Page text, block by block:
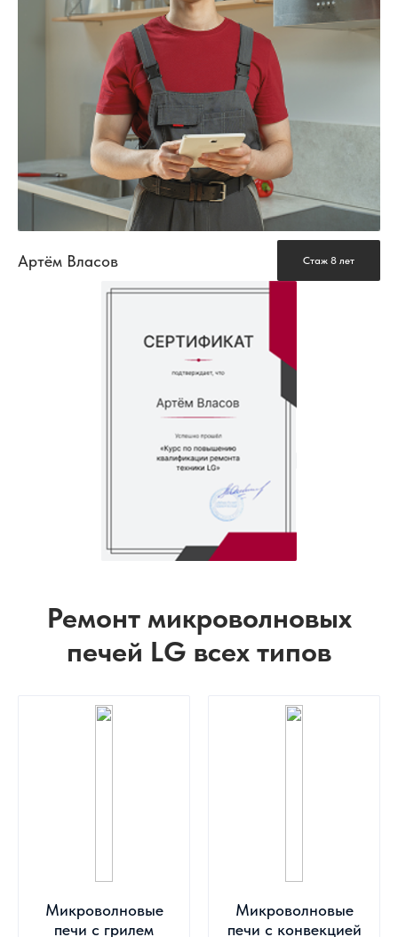
Артём Власов Стаж 8 лет
Ремонт микроволновых
печей LG всех типов
Микроволновые
печи с грилем
Микроволновые
печи с конвекцией